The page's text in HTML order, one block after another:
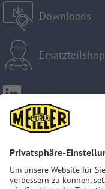
Downloads
Ersatzteilshop
Impressum
ART. 13 GDPR